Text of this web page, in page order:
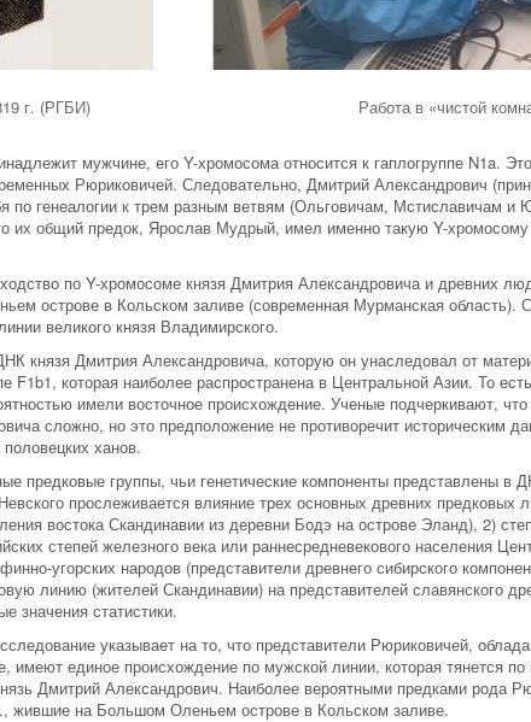
г. (РГБИ) Работа в «чистой
мужчине, его Y-хромосома относится к гаплогруппе N1a.
Рюриковичей. Следовательно, Дмитрий Александрович
по генеалогии к трем разным ветвям (Ольговичам, Мстиславичам и
их общий предок, Ярослав Мудрый, имел именно такую Y-хромосому
по Y-хромосоме князя Дмитрия Александровича и древних
острове в Кольском заливе (современная Мурманская область).
великого князя Владимирского.
князя Дмитрия Александровича, которую он унаследовал от
F1b1, которая наиболее распространена в Центральной Азии. То
имели восточное происхождение. Ученые подчеркивают, что
сложно, но это предположение не противоречит историческим
ханов.
предковые группы, чьи генетические компоненты представлены в
прослеживается влияние трех основных древних предковых
востока Скандинавии из деревни Бодэ на острове Эланд), 2)
степей железного века или раннесредневекового населения
угорских народов (представители древнего сибирского
линию (жителей Скандинавии) на представителей славянского
значения статистики.
указывает на то, что представители Рюриковичей,
имеют единое происхождение по мужской линии, которая тянется
Дмитрий Александрович. Наиболее вероятными предками рода
жившие на Большом Оленьем острове в Кольском заливе.